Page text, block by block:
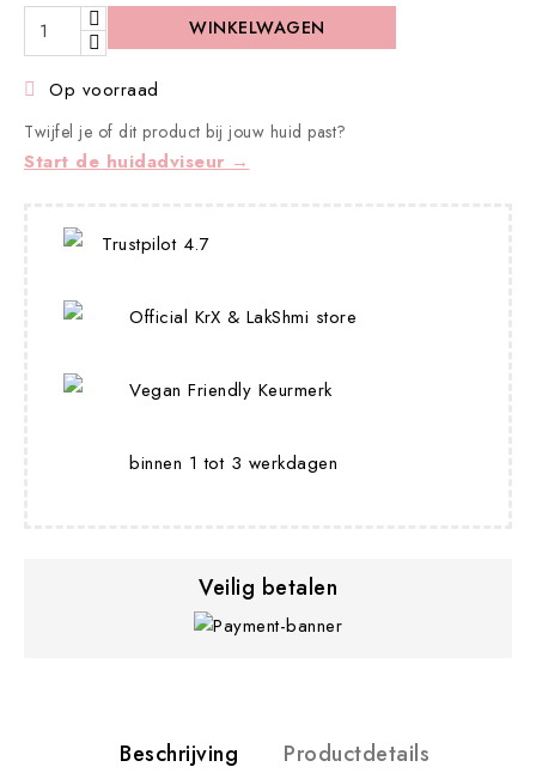
WINKELWAGEN
 Op voorraad
Twijfel je of dit product bij jouw huid past?
Start de huidadviseur →
Trustpilot 4.7
Official KrX & LakShmi store
Vegan Friendly Keurmerk
binnen 1 tot 3 werkdagen
Veilig betalen
Beschrijving Productdetails